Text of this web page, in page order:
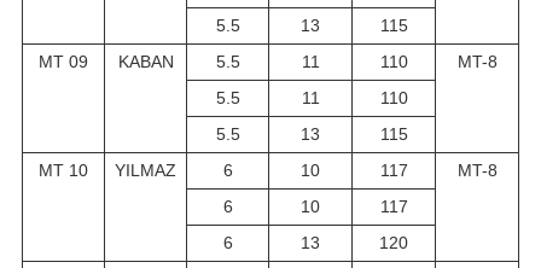
5.5
13
115
MT 09
KABAN 5.5 11 110
MT-8
5.5
11
110
5.5
13
115
MT 10
YILMAZ 6 10 117
MT-8
6
10
117
6
13 120